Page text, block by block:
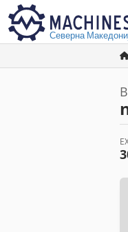
Северна